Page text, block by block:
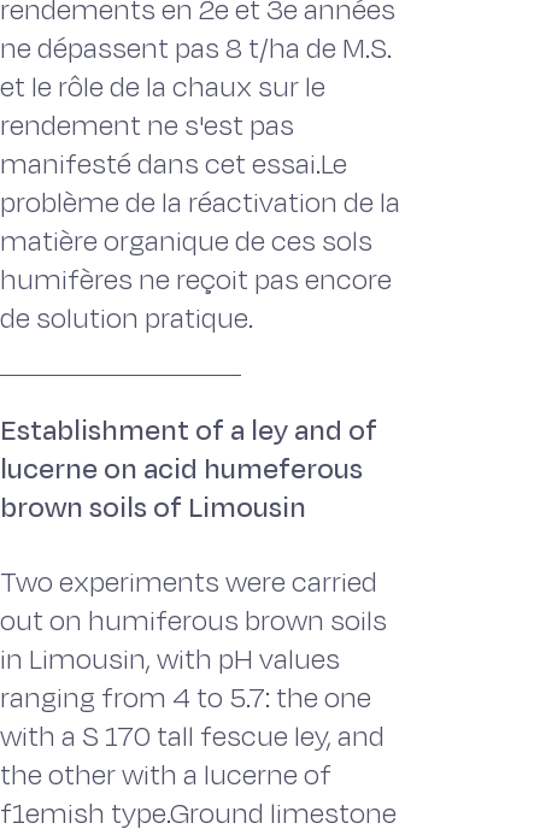
rendements en 2e et 3e années
ne dépassent pas 8 t/ha de M.S.
et le rôle de la chaux sur le
rendement ne s'est pas
manifesté dans cet essai.Le
problème de la réactivation de la
matière organique de ces sols
humifères ne reçoit pas encore
de solution pratique.
Establishment of a ley and of
lucerne on acid humeferous
brown soils of Limousin
Two experiments were carried
out on humiferous brown soils
in Limousin, with pH values
ranging from 4 to 5.7: the one
with a S 170 tall fescue ley, and
the other with a lucerne of
f1emish type.Ground limestone